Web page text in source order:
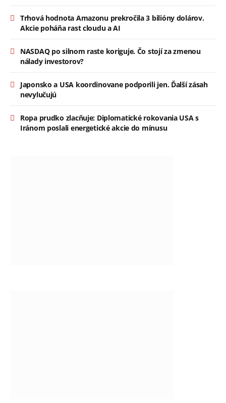
Trhová hodnota Amazonu prekročila 3 bilióny dolárov.
Akcie poháňa rast cloudu a AI
NASDAQ po silnom raste koriguje. Čo stojí za zmenou
nálady investorov?
Japonsko a USA koordinovane podporili jen. Ďalší zásah
nevylučujú
Ropa prudko zlacňuje: Diplomatické rokovania USA s
Iránom poslali energetické akcie do mínusu